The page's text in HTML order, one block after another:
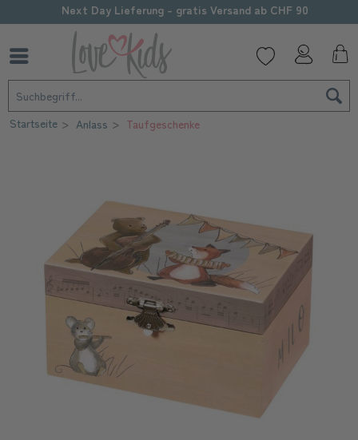
Sorgfältige Personalisierung
Startseite Anlass Taufgeschenke